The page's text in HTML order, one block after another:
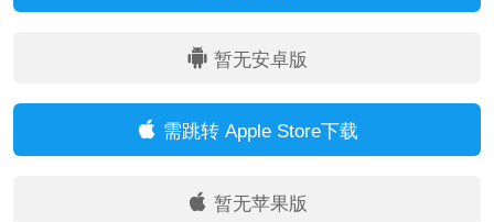
暂无安卓版
需跳转 Apple Store下载
暂无苹果版